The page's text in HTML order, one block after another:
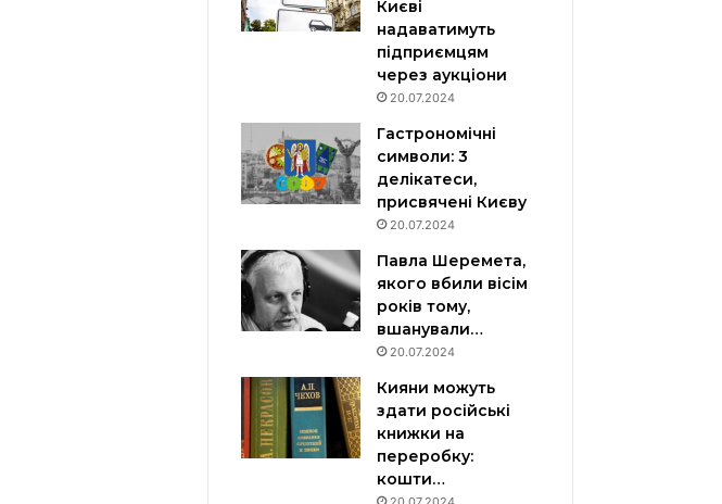
Києві
надаватимуть
підприємцям
через аукціони
20.07.2024
Гастрономічні
символи: 3
делікатеси,
присвячені Києву
20.07.2024
Павла Шеремета,
якого вбили вісім
років тому,
вшанували…
20.07.2024
Кияни можуть
здати російські
книжки на
переробку:
кошти…